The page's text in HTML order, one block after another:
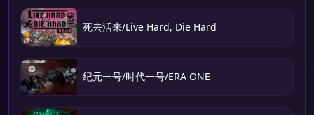
死去活来/Live Hard, Die Hard
纪元一号/时代一号/ERA ONE